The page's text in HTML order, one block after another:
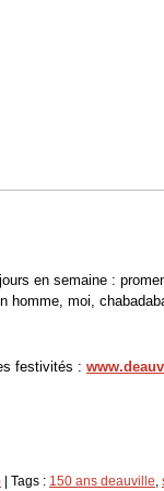
en semaine :
homme, moi,
festivités :
| Tags : 150 ans deauville,